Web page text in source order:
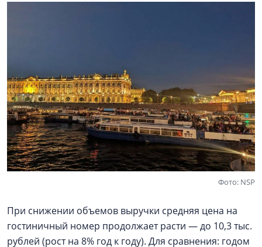
Фото: NSP
При снижении объемов выручки средняя цена на
гостиничный номер продолжает расти — до 10,3 тыс.
рублей (рост на 8% год к году). Для сравнения: годом